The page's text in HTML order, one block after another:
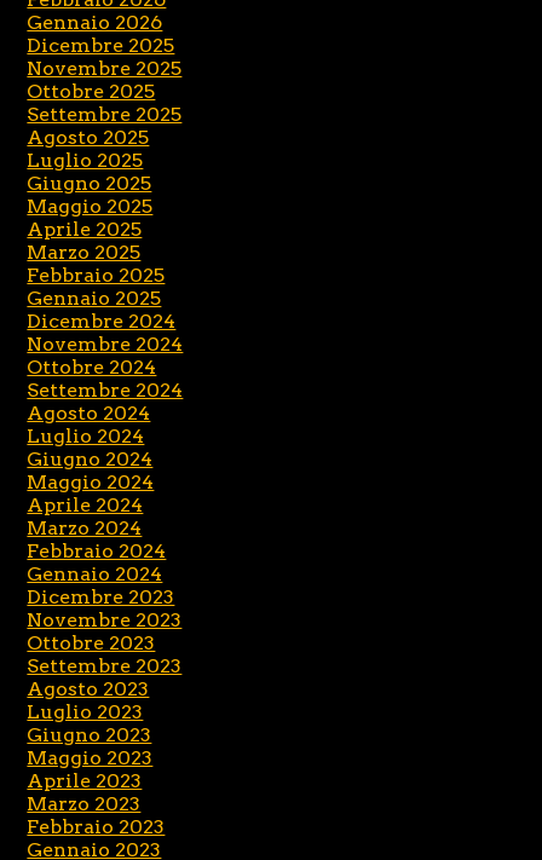
Gennaio 2026
Dicembre 2025
Novembre 2025
Ottobre 2025
Settembre 2025
Agosto 2025
Luglio 2025
Giugno 2025
Maggio 2025
Aprile 2025
Marzo 2025
Febbraio 2025
Gennaio 2025
Dicembre 2024
Novembre 2024
Ottobre 2024
Settembre 2024
Agosto 2024
Luglio 2024
Giugno 2024
Maggio 2024
Aprile 2024
Marzo 2024
Febbraio 2024
Gennaio 2024
Dicembre 2023
Novembre 2023
Ottobre 2023
Settembre 2023
Agosto 2023
Luglio 2023
Giugno 2023
Maggio 2023
Aprile 2023
Marzo 2023
Febbraio 2023
Gennaio 2023